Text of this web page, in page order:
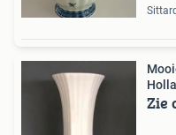
Sittard
Zie